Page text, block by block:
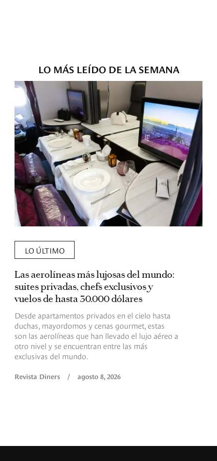
LO MÁS LEÍDO DE LA SEMANA
LO ÚLTIMO
Las aerolíneas más lujosas del mundo:
suites privadas, chefs exclusivos y
vuelos de hasta 30.000 dólares
Desde apartamentos privados en el cielo hasta
duchas, mayordomos y cenas gourmet, estas
son las aerolíneas que han llevado el lujo aéreo a
otro nivel y se encuentran entre las más
exclusivas del mundo.
Revista Diners / agosto 8, 2026